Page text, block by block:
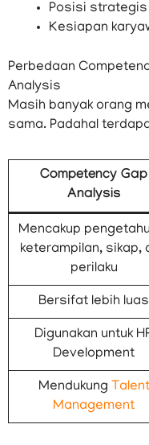
Posisi strategis
Kesiapan
Perbedaan
Analysis
Masih banyak orang
sama. Padahal
Competency Gap
Analysis
Mencakup
keterampilan, sikap,
perilaku
Bersifat lebih luas
Digunakan untuk
Development
Mendukung Talent
Management